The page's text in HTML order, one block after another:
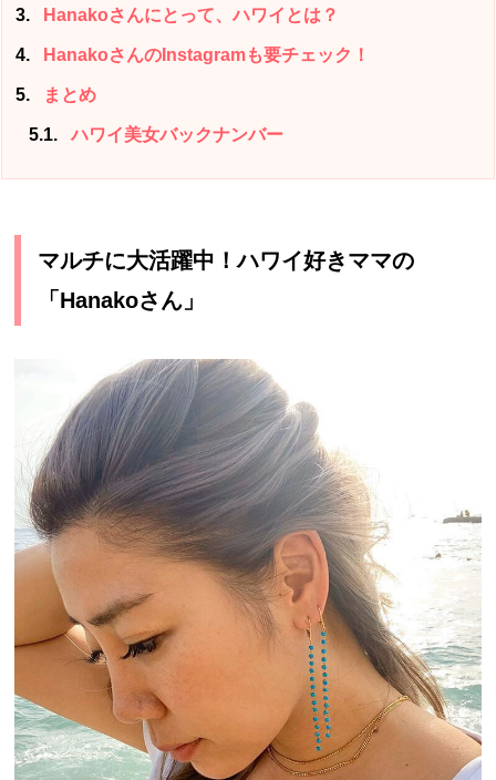
3 Hanakoさんにとって、ハワイとは？
4 HanakoさんのInstagramも要チェック！
5 まとめ
5.1 ハワイ美女バックナンバー
マルチに大活躍中！ハワイ好きママの
「Hanakoさん」